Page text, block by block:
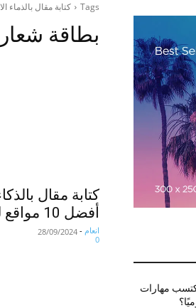
Tags كتابة مقال بالذماء
بطاقة
كتابة مقال
أفضل 10 مواقع لعام 2025
انعام -
28/09/2024
0
مهارات